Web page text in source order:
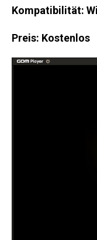
Kompatibilität:
Preis: Kostenlos